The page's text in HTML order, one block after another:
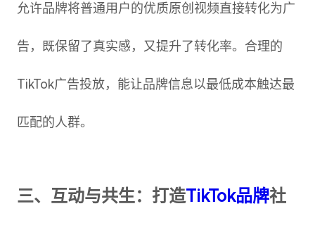
允许品牌将普通用户的优质原创视频直接转化为广
告，既保留了真实感，又提升了转化率。合理的
TikTok广告投放，能让品牌信息以最低成本触达最
匹配的人群。
三、互动与共生：打造TikTok品牌社